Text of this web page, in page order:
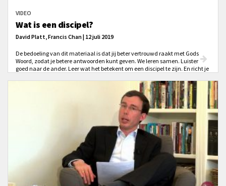
VIDEO
Wat is een discipel?
David Platt, Francis Chan | 12 juli 2019
De bedoeling van dit materiaal is dat jij beter vertrouwd raakt met Gods
Woord, zodat je betere antwoorden kunt geven. We leren samen. Luister
goed naar de ander. Leer wat het betekent om een discipel te zijn. En richt je